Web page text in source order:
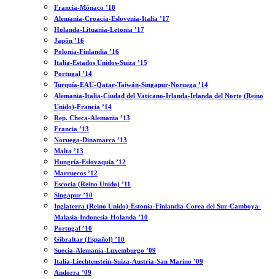
Francia-Mónaco ’18
Alemania-Croacia-Eslovenia-Italia ’17
Holanda-Lituania-Letonia ’17
Japón ’16
Polonia-Finlandia ’16
Italia-Estados Unidos-Suiza ’15
Portugal ’14
Turquía-EAU-Qatar-Taiwán-Singapur-Noruega ’14
Alemania-Italia-Ciudad del Vaticano-Irlanda-Irlanda del Norte (Reino
Unido)-Francia ’14
Rep. Checa-Alemania ’13
Francia ’13
Noruega-Dinamarca ’13
Malta ’13
Hungría-Eslovaquia ’12
Marruecos ’12
Escocia (Reino Unido) ’11
Singapur ’10
Inglaterra (Reino Unido)-Estonia-Finlandia-Corea del Sur-Camboya-
Malasia-Indonesia-Holanda ’10
Portugal ’10
Gibraltar (Español) ’10
Suecia-Alemania-Luxemburgo ’09
Italia-Liechtenstein-Suiza-Austria-San Marino ’09
Andorra ’09